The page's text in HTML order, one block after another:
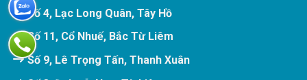
Số 4, Lạc Long Quân, Tây Hồ
Số 11, Cổ Nhuế, Bắc Từ Liêm
Số 9, Lê Trọng Tấn, Thanh Xuân